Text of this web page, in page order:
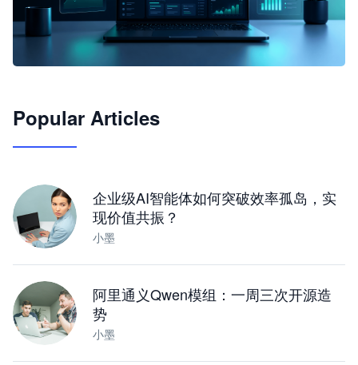
JimoClaw 桌面 AI Agent 工作台
Popular Articles
企业级AI智能体如何突破效率孤岛，实
现价值共振？
小墨
阿里通义Qwen模组：一周三次开源造
势
小墨